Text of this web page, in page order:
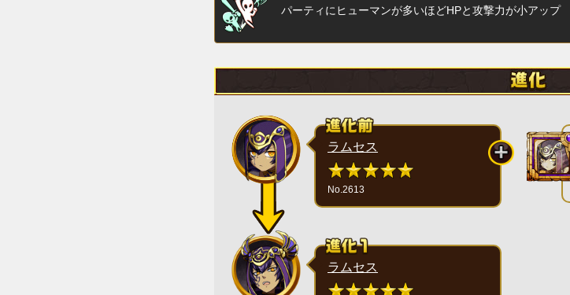
パーティにヒューマンが多いほどHPと攻撃力が小アップ
ラムセス
No.2613
ラムセス